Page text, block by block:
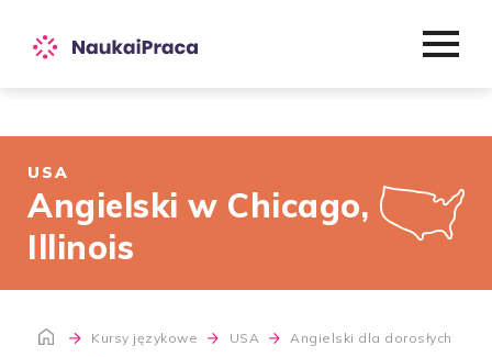
USA
Angielski w Chicago,
Illinois
Kursy językowe USA
Angielski dla dorosłych